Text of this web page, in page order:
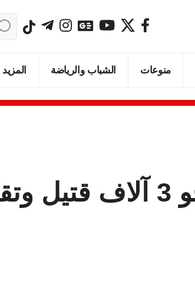
منوعات الشباب والرياضة المزيد
ارتفاع ضحايا زلزال فنزويلا